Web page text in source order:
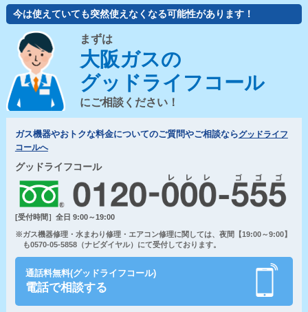
今は使えていても突然使えなくなる可能性があります！
まずは
大阪ガスの
グッドライフコール
にご相談ください！
ガス機器やおトクな料金についてのご質問やご相談ならグッドライフ
コールへ
グッドライフコール
[受付時間］全日 9:00～19:00
※ガス機器修理・水まわり修理・エアコン修理に関しては、夜間【19:00～9:00】
も0570-05-5858（ナビダイヤル）にて受付しております。
通話料無料(グッドライフコール)
電話で相談する